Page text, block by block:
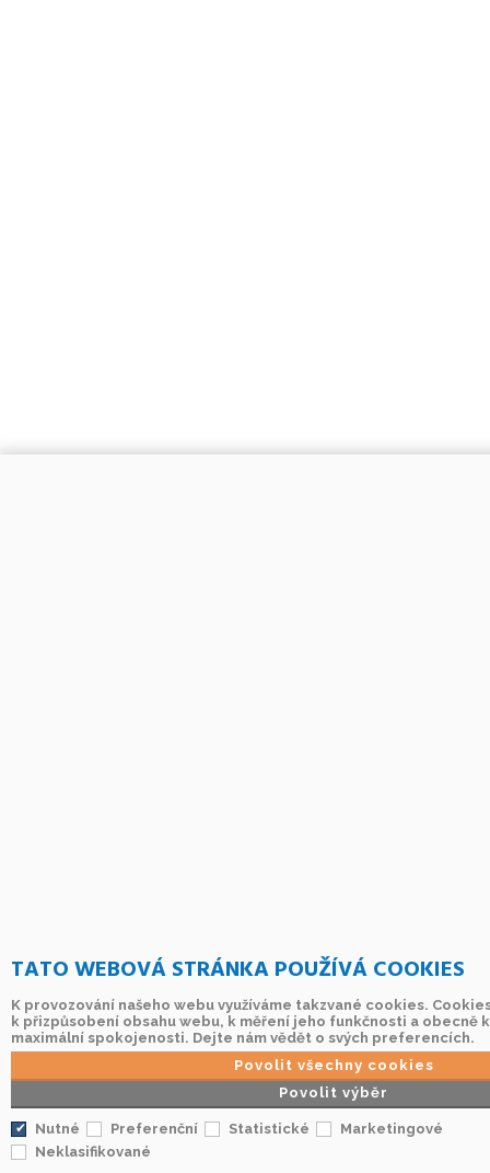
TATO WEBOVÁ STRÁNKA POUŽÍVÁ COOKIES
K provozování našeho webu využíváme takzvané cookies.
k přizpůsobení obsahu webu, k měření jeho funkčnosti a obecně
maximální spokojenosti. Dejte nám vědět o svých preferencích.
Povolit výběr
Povolit všechny cookies
Nutné Preferenční Statistické
Marketingové
Neklasifikované